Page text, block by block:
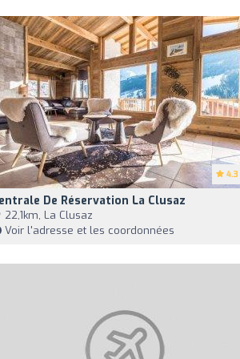
4.3
De Réservation La Clusaz
22,1km, La Clusaz
Voir l'adresse et les coordonnées